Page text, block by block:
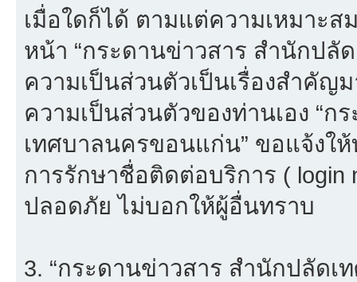
เมื่อใดก็ได้ ตามแต่ความเหมาะ
หน้า “กระดานข่าวสาร สำนักปลั
ความเป็นส่วนตัวเป็นเรื่องสำคัญ
ความเป็นส่วนตัวของท่านเอง “
เทศบาลนครขอนแก่น” ขอแจ้งใ
การรักษาชื่อติดต่อบริการ ( login
ปลอดภัย ไม่บอกให้ผู้อื่นทราบ
3. “กระดานข่าวสาร สำนักปลัด